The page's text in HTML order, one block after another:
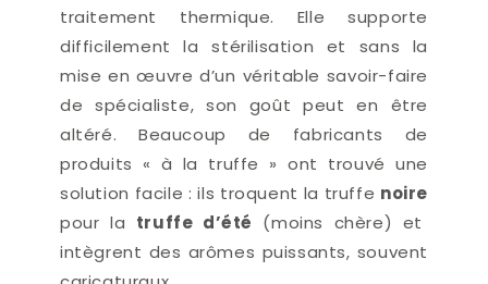
traitement thermique. Elle supporte
difficilement la stérilisation et sans la
mise en œuvre d’un véritable savoir-faire
de spécialiste, son goût peut en être
altéré. Beaucoup de fabricants de
produits « à la truffe » ont trouvé une
solution facile : ils troquent la truffe noire
pour la truffe d’été (moins chère) et
intègrent des arômes puissants, souvent